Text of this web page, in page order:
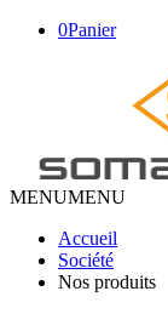
0Panier
MENUMENU
Accueil
Société
Nos produits